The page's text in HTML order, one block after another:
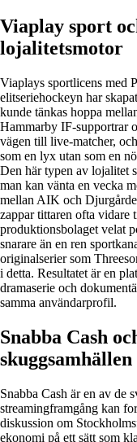
Viaplay sport
lojalitetsmotor
Viaplays sportlicens med
elitseriehockeyn har
kunde tänkas hoppa
Hammarby IF-supportrar
vägen till live-matcher,
som en lyx utan som en
Den här typen av lojalitet
man kan vänta en vecka
mellan AIK och
zappar tittaren ofta
produktionsbolaget velat
snarare än en ren
originalserier som
i detta. Resultatet är en
dramaserie och
samma användarprofil.
Snabba Cash
skuggsamhällen
Snabba Cash är en av de
streamingframgång kan
diskussion om
ekonomi på ett sätt som